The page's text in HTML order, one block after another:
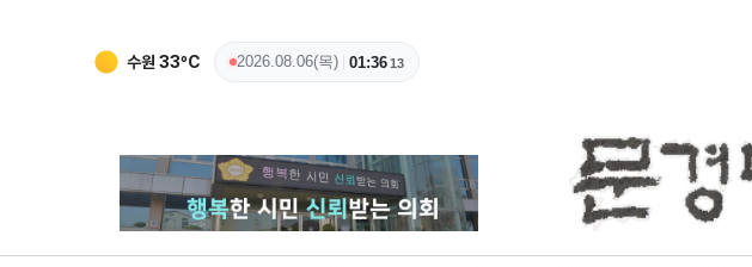
수원 33ºC 2026.08.06(목) 01:3614